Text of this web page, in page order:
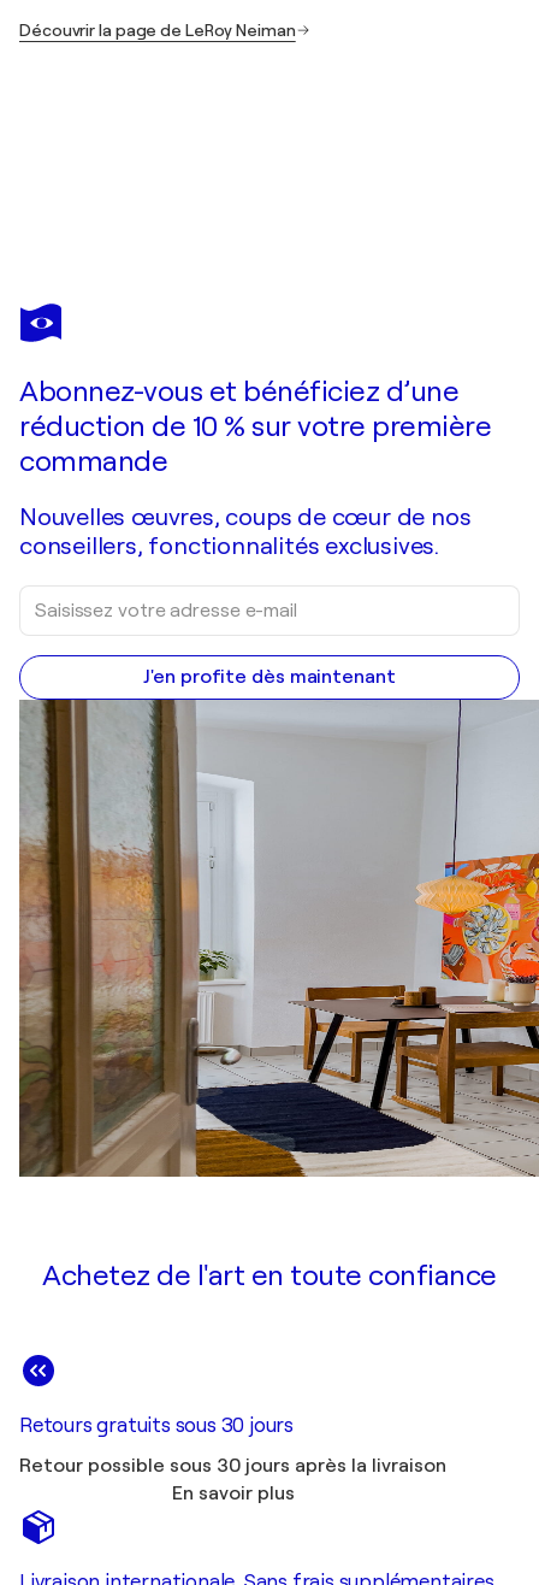
Découvrir la page de LeRoy Neiman
LEROY NEIMAN
Doubles Tennis
Abonnez-vous et bénéficiez d’une
réduction de 10 % sur votre première
commande
Nouvelles œuvres, coups de cœur de nos
conseillers, fonctionnalités exclusives.
J'en profite dès maintenant
Achetez de l'art en toute confiance
Retours gratuits sous 30 jours
Retour possible sous 30 jours après la livraison
En savoir plus